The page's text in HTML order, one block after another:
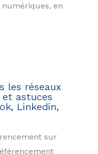
en
les réseaux
astuces
Linkedin,
sur